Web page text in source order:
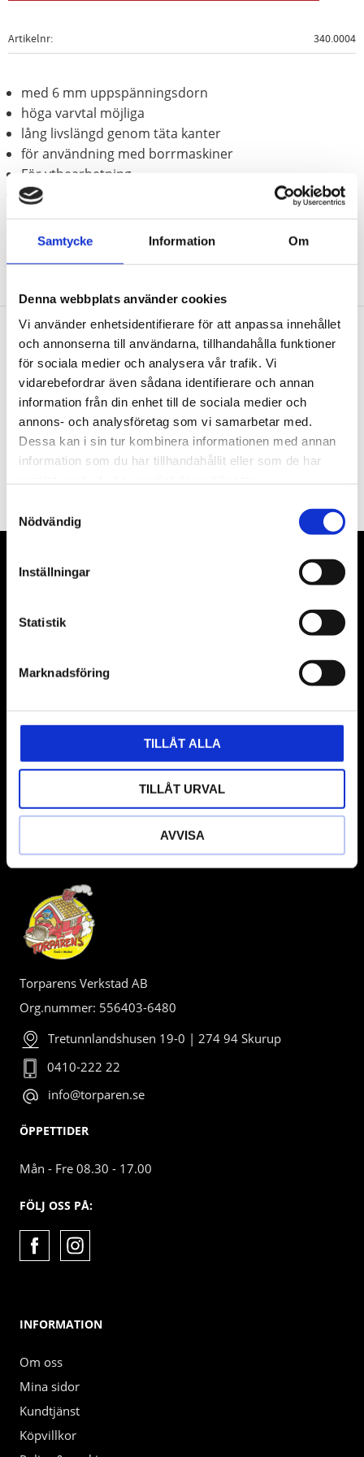
Samtycke Information Om
Denna webbplats använder cookies
Vi använder enhetsidentifierare för att anpassa innehållet
och annonserna till användarna, tillhandahålla funktioner
för sociala medier och analysera vår trafik. Vi
vidarebefordrar även sådana identifierare och annan
information från din enhet till de sociala medier och
annons- och analysföretag som vi samarbetar med.
Dessa kan i sin tur kombinera informationen med annan
information som du har tillhandahållit eller som de har
Nödvändig
Inställningar
Statistik
Marknadsföring
TILLÅT ALLA
TILLÅT URVAL
AVVISA
Artikelnr 340.0004
med 6 mm uppspänningsdorn
höga varvtal möjliga
lång livslängd genom täta kanter
för användning med borrmaskiner
För ytbearbetning
korrugerad ståltråd
Nyhetsbrev
PRENUMERERA
Dina personuppgifter behandlas i enlighet med vårintegritetspolicy.
VÅRA LEVERANTÖRER
Våra främsta leverantörer är KS Tools verktyg, ATH billyftar
& däckmaskiner och Master luftmaskiner. Kontakta oss
kunden.
BUTIK
Torparens Verkstad AB
Org.nummer: 556403-6480
Tretunnlandshusen 19-0 | 274 94 Skurup
0410-222 22
info@torparen.se
ÖPPETTIDER
Mån - Fre 08.30 - 17.00
FÖLJ OSS PÅ:
INFORMATION
Om oss
Mina sidor
Kundtjänst
Köpvillkor